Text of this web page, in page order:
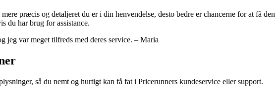
præcis og detaljeret du er i din henvendelse, desto bedre er chancerne for at få den
du har brug for assistance.
jeg var meget tilfreds med deres service. – Maria
så du nemt og hurtigt kan få fat i Pricerunners kundeservice eller support.